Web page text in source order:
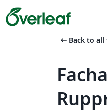
arrow_left_alt Back to